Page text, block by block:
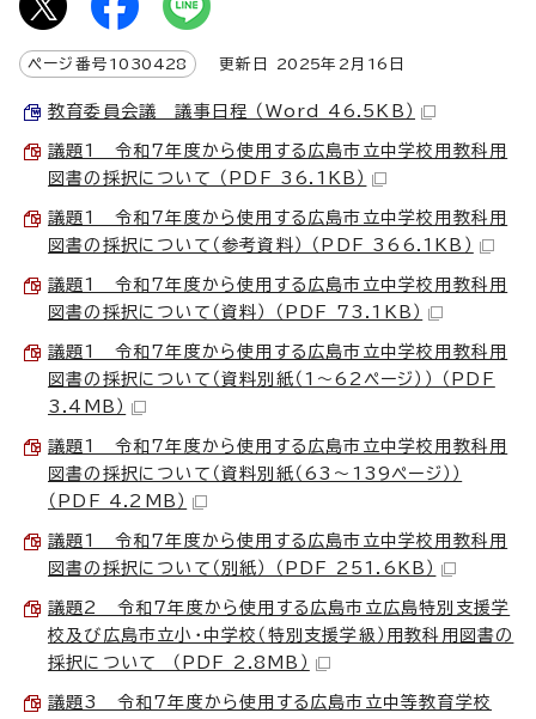
ページ番号 1030428 更新日 2025年2月 16 日
教育委員会議 議事日程 （Word 46.5KB）
議題1 令和7年度から使用する広島市立中学校用教科用
図書の採択について （PDF 36.1KB）
議題1 令和7年度から使用する広島市立中学校用教科用
図書の採択について（参考資料） （PDF 366.1KB）
議題1 令和7年度から使用する広島市立中学校用教科用
図書の採択について（資料） （PDF 73.1KB）
議題1 令和7年度から使用する広島市立中学校用教科用
図書の採択について（資料別紙（1～62ページ）） （PDF
3.4MB）
議題1 令和7年度から使用する広島市立中学校用教科用
図書の採択について（資料別紙（63～139ページ））
（PDF 4.2MB）
議題1 令和7年度から使用する広島市立中学校用教科用
図書の採択について（別紙） （PDF 251.6KB）
議題2 令和7年度から使用する広島市立広島特別支援学
校及び広島市立小・中学校（特別支援学級）用教科用図書の
採択について （PDF 2.8MB）
議題3 令和7年度から使用する広島市立中等教育学校